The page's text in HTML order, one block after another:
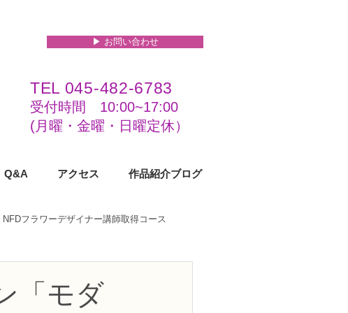
▶︎ お問い合わせ
TEL 045-482-6783
受付時間 10:00~17:00​​​
(​月曜・金曜・日曜定休）
Q&A アクセス 作品紹介ブログ
NFDフラワーデザイナー講師取得コース
「モダ